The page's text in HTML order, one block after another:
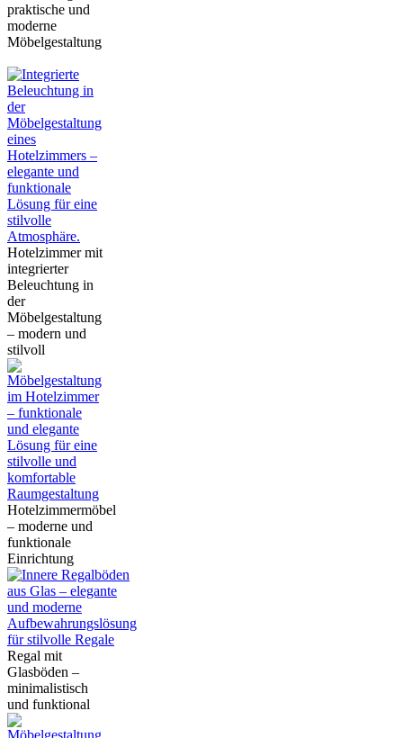
praktische und
moderne
Möbelgestaltung
Hotelzimmer mit
integrierter
Beleuchtung in
der
Möbelgestaltung
– modern und
stilvoll
Hotelzimmermöbel
– moderne und
funktionale
Einrichtung
Regal mit
Glasböden –
minimalistisch
und funktional